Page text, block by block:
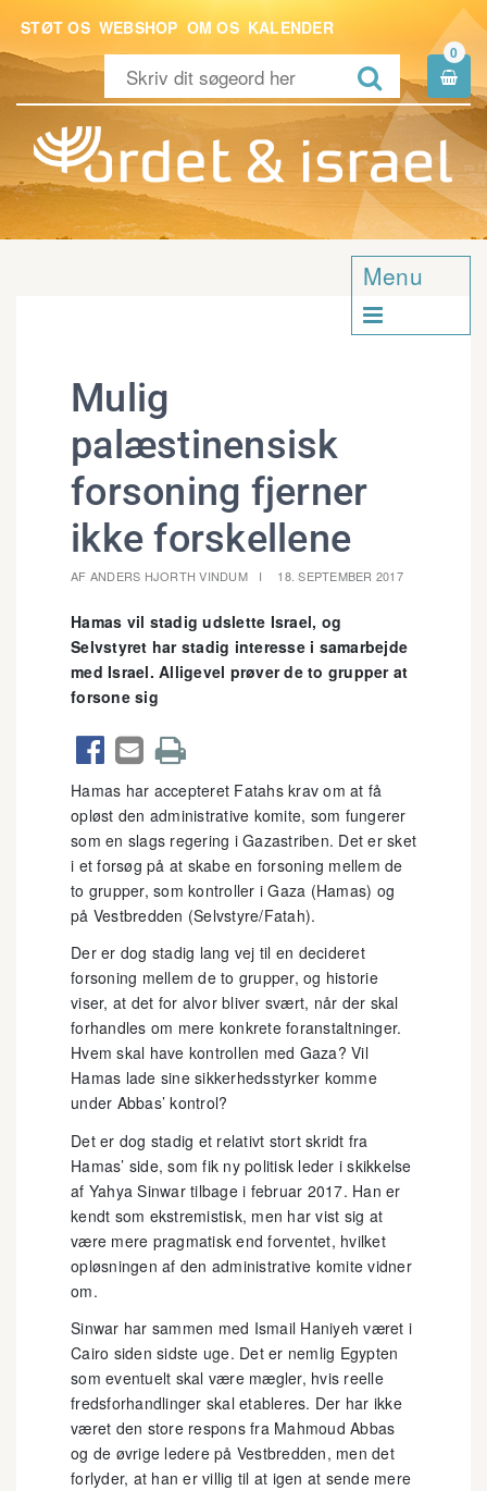
STØT OS WEBSHOP OM OS KALENDER

0

Menu

Mulig
palæstinensisk
forsoning fjerner
ikke forskellene
AF ANDERS HJORTH VINDUM 18. SEPTEMBER 2017
Hamas vil stadig udslette Israel, og
Selvstyret har stadig interesse i samarbejde
med Israel. Alligevel prøver de to grupper at
forsone sig
  
Hamas har accepteret Fatahs krav om at få
opløst den administrative komite, som fungerer
som en slags regering i Gazastriben. Det er sket
i et forsøg på at skabe en forsoning mellem de
to grupper, som kontroller i Gaza (Hamas) og
på Vestbredden (Selvstyre/Fatah).
Der er dog stadig lang vej til en decideret
forsoning mellem de to grupper, og historie
viser, at det for alvor bliver svært, når der skal
forhandles om mere konkrete foranstaltninger.
Hvem skal have kontrollen med Gaza? Vil
Hamas lade sine sikkerhedsstyrker komme
under Abbas’ kontrol?
Det er dog stadig et relativt stort skridt fra
Hamas’ side, som fik ny politisk leder i skikkelse
af Yahya Sinwar tilbage i februar 2017. Han er
kendt som ekstremistisk, men har vist sig at
være mere pragmatisk end forventet, hvilket
opløsningen af den administrative komite vidner
om.
Sinwar har sammen med Ismail Haniyeh været i
Cairo siden sidste uge. Det er nemlig Egypten
som eventuelt skal være mægler, hvis reelle
fredsforhandlinger skal etableres. Der har ikke
været den store respons fra Mahmoud Abbas
og de øvrige ledere på Vestbredden, men det
forlyder, at han er villig til at igen at sende mere